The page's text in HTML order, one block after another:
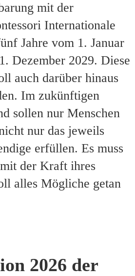
mit der
Internationale
Jahre vom 1. Januar
Dezember 2029. Diese
auch darüber hinaus
Im zukünftigen
sollen nur Menschen
nur das jeweils
erfüllen. Es muss
der Kraft ihres
alles Mögliche getan
2026 der